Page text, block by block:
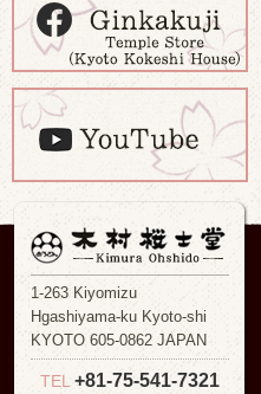
1-263 Kiyomizu
Hgashiyama-ku Kyoto-shi
KYOTO 605-0862 JAPAN
TEL +81-75-541-7321